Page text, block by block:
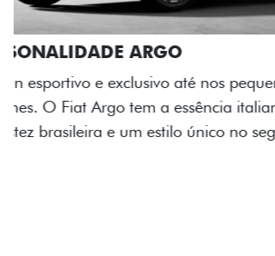
ACABAMENTO E DESIGN
A flag italiana e o novo logo Fiat
no interior do carro, que possui
impecável e detalhes escurecidos.